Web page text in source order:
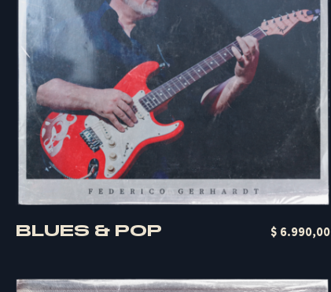
Quick Buy
BLUES & POP $6.990,00